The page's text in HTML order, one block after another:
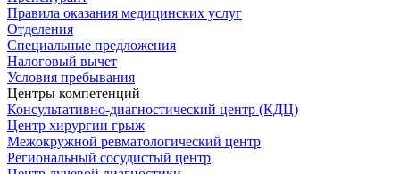
Правила оказания медицинских услуг
Отделения
Специальные предложения
Налоговый вычет
Условия пребывания
Центры компетенций
Консультативно-диагностический центр (КДЦ)
Центр хирургии грыж
Межокружной ревматологический центр
Региональный сосудистый центр